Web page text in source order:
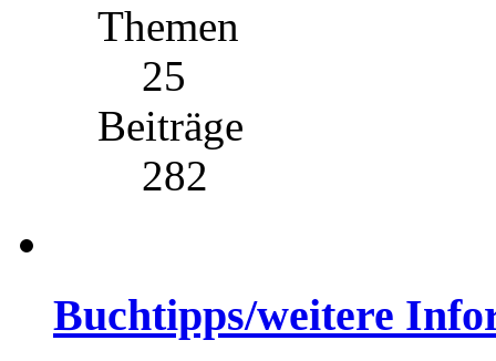
Themen
25
Beiträge
282
Buchtipps/weitere